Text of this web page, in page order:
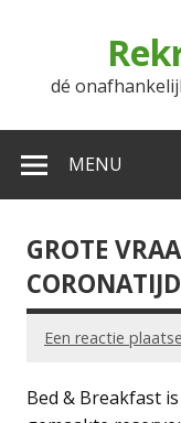
dé
MENU
GROTE
CORONATIJD
Een reactie
Bed & Breakfast